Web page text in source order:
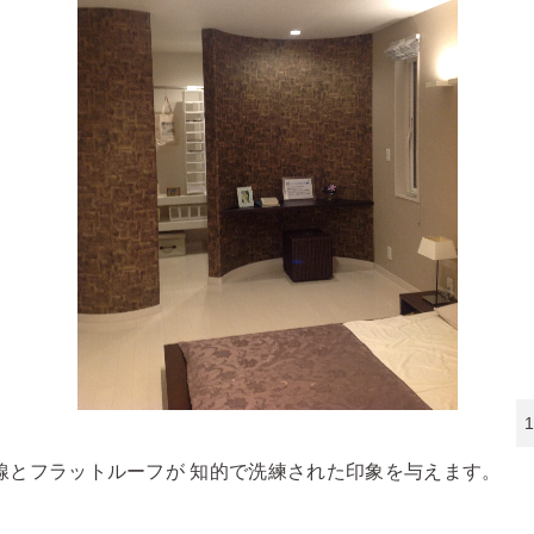
1
とフラットルーフが 知的で洗練された印象を与えます。